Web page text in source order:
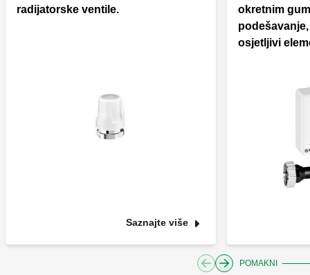
radijatorske ventile.
Saznajte više
okretnim
osjetljivi
POMAKNI